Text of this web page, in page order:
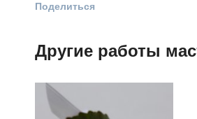
Поделиться
Другие работы